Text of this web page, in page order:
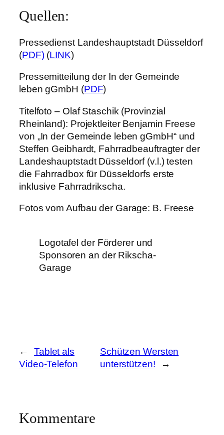
Quellen:
Pressedienst Landeshauptstadt Düsseldorf
(PDF)(LINK)
Pressemitteilung der In der Gemeinde
leben gGmbH (PDF)
Titelfoto – Olaf Staschik (Provinzial
Rheinland): Projektleiter Benjamin Freese
von „In der Gemeinde leben gGmbH“ und
Steffen Geibhardt, Fahrradbeauftragter der
Landeshauptstadt Düsseldorf (v.l.) testen
die Fahrradbox für Düsseldorfs erste
inklusive Fahrradrikscha.
Fotos vom Aufbau der Garage: B. Freese
Logotafel der Förderer und
Sponsoren an der Rikscha-
Garage
←
Tablet als
Video-Telefon
Schützen Wersten
unterstützen!
→
Kommentare